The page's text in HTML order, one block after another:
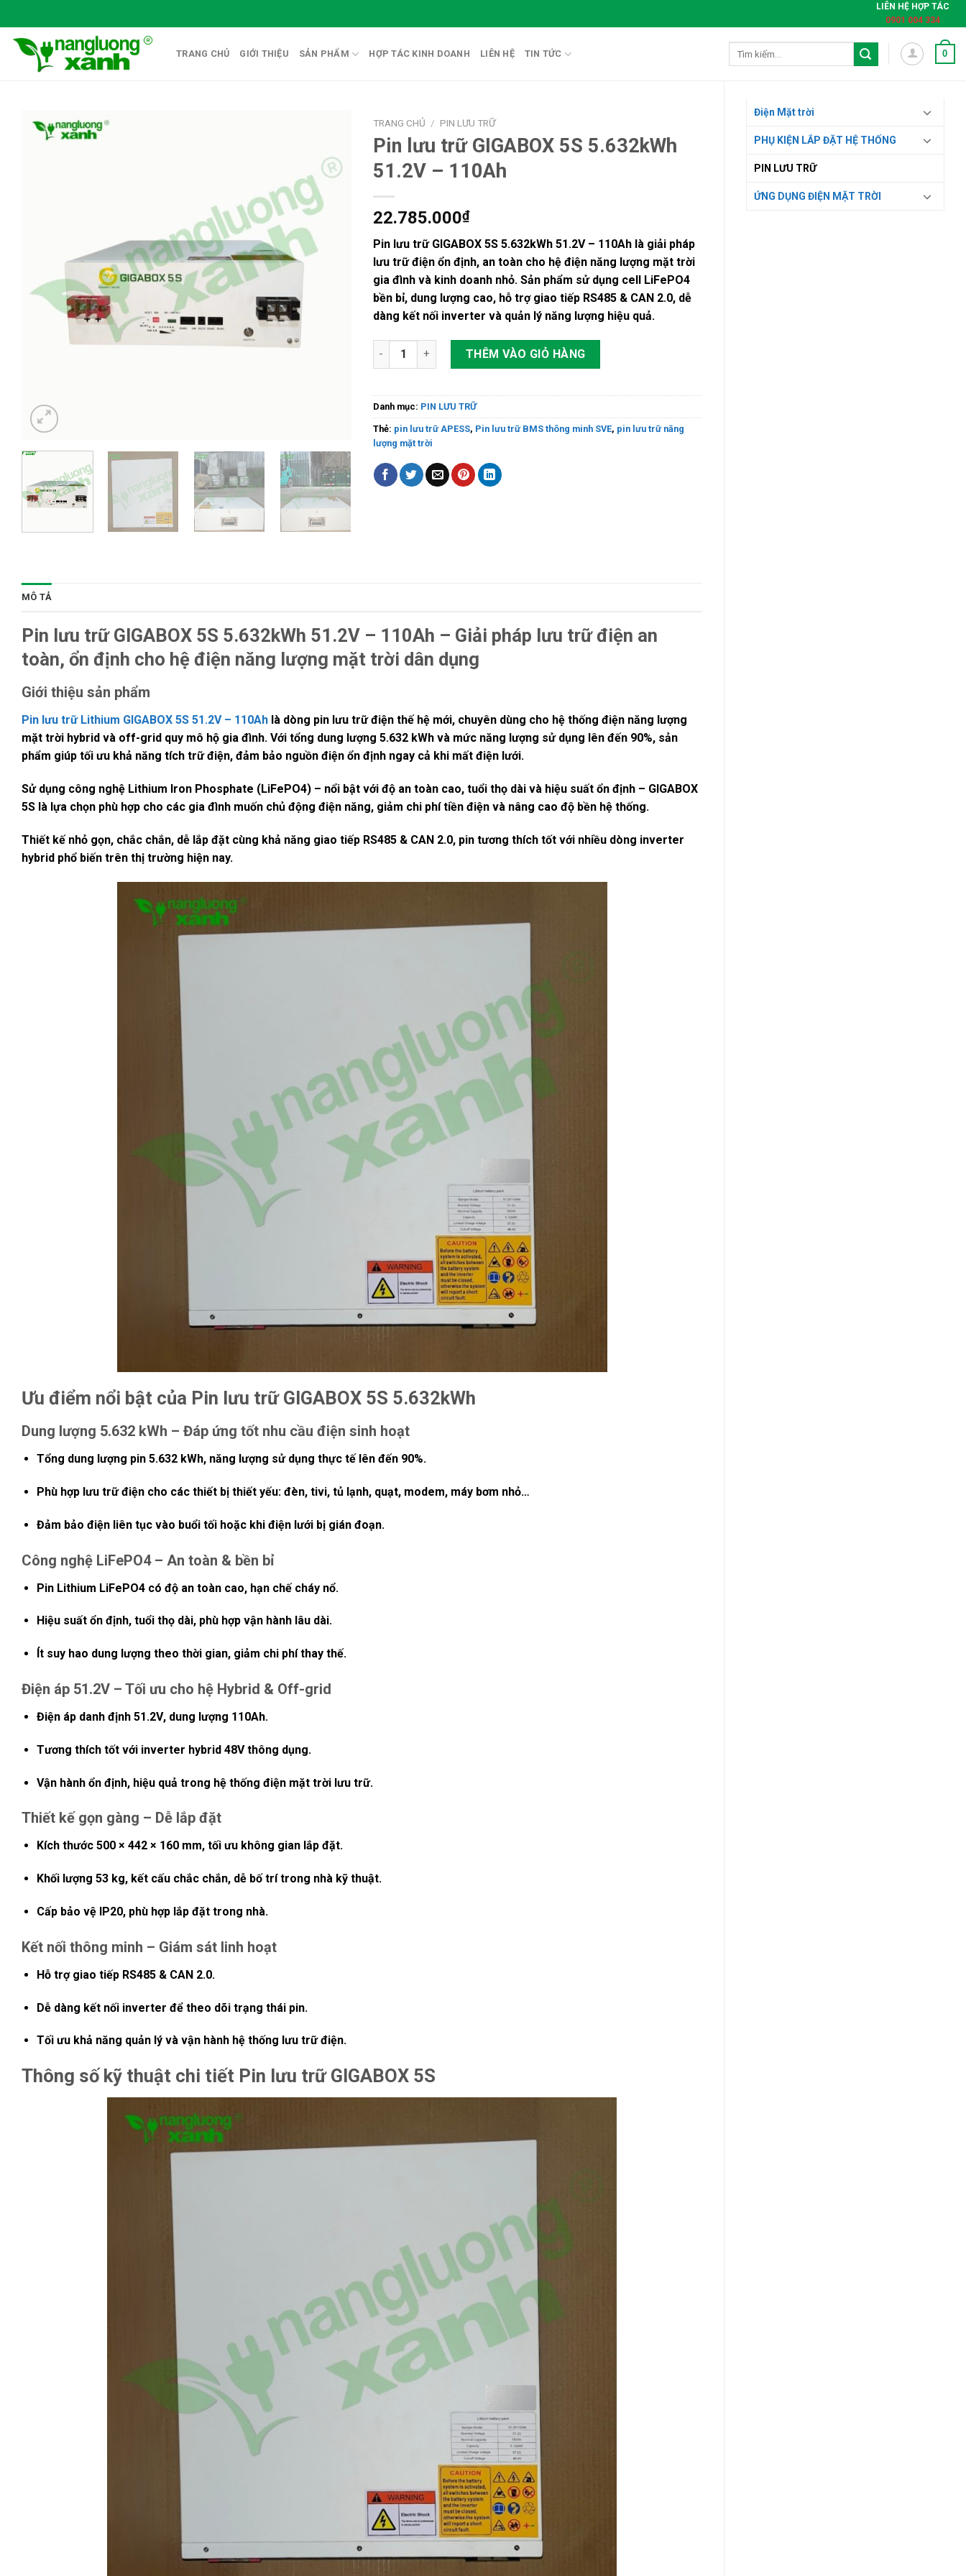
to
content
LIÊN HỆ HỢP TÁC
0901 004 334
TRANG CHỦ GIỚI THIỆU SẢN PHẨM HỢP TÁC KINH DOANH LIÊN HỆ TIN TỨC 0
Điện Mặt trời
PHỤ KIỆN LẮP ĐẶT HỆ THỐNG
PIN LƯU TRỮ
ỨNG DỤNG ĐIỆN MẶT TRỜI
TRANG CHỦ / PIN LƯU TRỮ
Pin lưu trữ GIGABOX 5S 5.632kWh
51.2V – 110Ah
22.785.000₫
Pin lưu trữ GIGABOX 5S 5.632kWh 51.2V – 110Ahlà giải pháp
lưu trữ điện ổn định, an toàn cho hệ điện năng lượng mặt trời
gia đình và kinh doanh nhỏ. Sản phẩm sử dụng cell LiFePO4
bền bỉ, dung lượng cao, hỗ trợ giao tiếp RS485 & CAN 2.0, dễ
dàng kết nối inverter và quản lý năng lượng hiệu quả.
Pin lưu trữ GIGABOX 5S 5.632kWh 51.2V – 110Ah số lượng
THÊM VÀO GIỎ HÀNG
Danh mục: PIN LƯU TRỮ
Thẻ: pin lưu trữ APESS, Pin lưu trữ BMS thông minh SVE, pin lưu trữ năng
lượng mặt trời
MÔ TẢ
Pin lưu trữ GIGABOX 5S 5.632kWh 51.2V – 110Ah – Giải pháp lưu trữ điện an
toàn, ổn định cho hệ điện năng lượng mặt trời dân dụng
Giới thiệu sản phẩm
Pin lưu trữ Lithium GIGABOX 5S 51.2V – 110Ah là dòng pin lưu trữ điện thế hệ mới, chuyên dùng cho hệ thống điện năng lượng
mặt trời hybrid và off-grid quy mô hộ gia đình. Với tổng dung lượng 5.632 kWh và mức năng lượng sử dụng lên đến 90%, sản
phẩm giúp tối ưu khả năng tích trữ điện, đảm bảo nguồn điện ổn định ngay cả khi mất điện lưới.
Sử dụng công nghệ Lithium Iron Phosphate (LiFePO4) – nổi bật với độ an toàn cao, tuổi thọ dài và hiệu suất ổn định – GIGABOX
5S là lựa chọn phù hợp cho các gia đình muốn chủ động điện năng, giảm chi phí tiền điện và nâng cao độ bền hệ thống.
Thiết kế nhỏ gọn, chắc chắn, dễ lắp đặt cùng khả năng giao tiếp RS485 & CAN 2.0, pin tương thích tốt với nhiều dòng inverter
hybrid phổ biến trên thị trường hiện nay.
Ưu điểm nổi bật của Pin lưu trữ GIGABOX 5S 5.632kWh
Dung lượng 5.632 kWh – Đáp ứng tốt nhu cầu điện sinh hoạt
Tổng dung lượng pin 5.632 kWh, năng lượng sử dụng thực tế lên đến 90%.
Phù hợp lưu trữ điện cho các thiết bị thiết yếu: đèn, tivi, tủ lạnh, quạt, modem, máy bơm nhỏ…
Đảm bảo điện liên tục vào buổi tối hoặc khi điện lưới bị gián đoạn.
Công nghệ LiFePO4 – An toàn & bền bỉ
Pin Lithium LiFePO4có độ an toàn cao, hạn chế cháy nổ.
Hiệu suất ổn định, tuổi thọ dài, phù hợp vận hành lâu dài.
Ít suy hao dung lượng theo thời gian, giảm chi phí thay thế.
Điện áp 51.2V – Tối ưu cho hệ Hybrid & Off-grid
Điện áp danh định 51.2V, dung lượng 110Ah.
Tương thích tốt với inverter hybrid 48V thông dụng.
Vận hành ổn định, hiệu quả trong hệ thống điện mặt trời lưu trữ.
Thiết kế gọn gàng – Dễ lắp đặt
Kích thước 500 × 442 × 160 mm, tối ưu không gian lắp đặt.
Khối lượng 53 kg, kết cấu chắc chắn, dễ bố trí trong nhà kỹ thuật.
Cấp bảo vệ IP20, phù hợp lắp đặt trong nhà.
Kết nối thông minh – Giám sát linh hoạt
Hỗ trợ giao tiếp RS485 & CAN 2.0.
Dễ dàng kết nối inverter để theo dõi trạng thái pin.
Tối ưu khả năng quản lý và vận hành hệ thống lưu trữ điện.
Thông số kỹ thuật chi tiết Pin lưu trữ GIGABOX 5S